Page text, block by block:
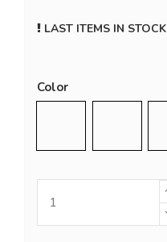
LAST ITEMS IN STOCK
Color